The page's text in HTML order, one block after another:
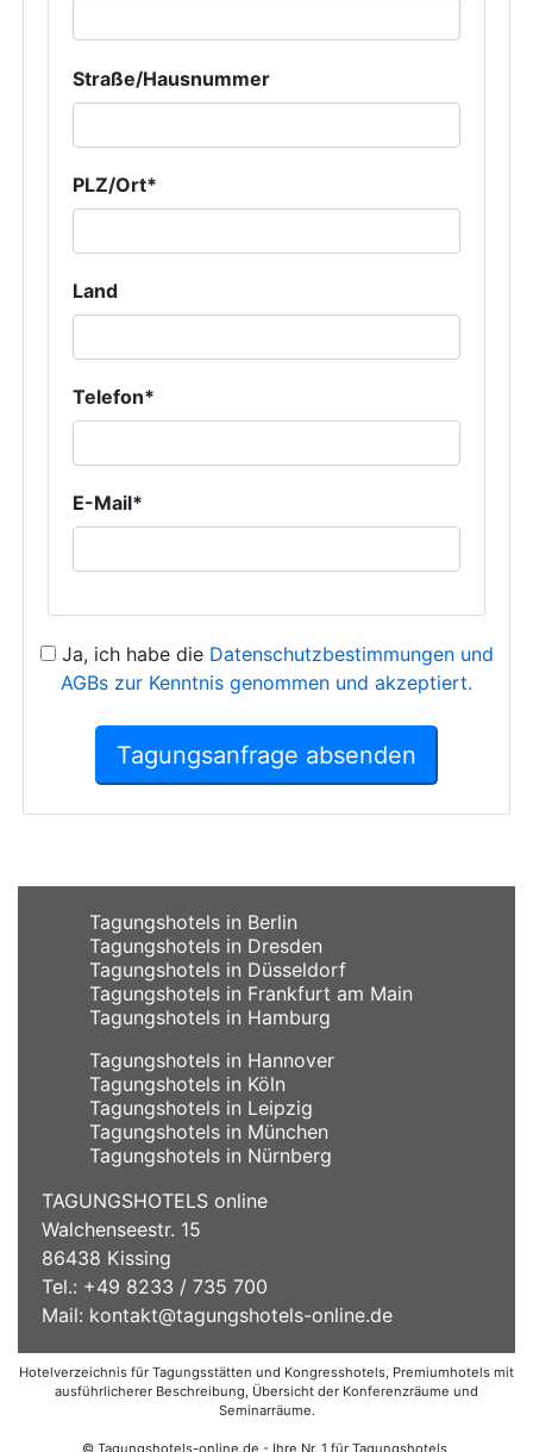
Straße/Hausnummer
PLZ/Ort*
Land
Telefon*
E-Mail*
Ja, ich habe die Datenschutzbestimmungen und
AGBs zur Kenntnis genommen und akzeptiert.
Tagungsanfrage absenden
Tagungshotels in Berlin
Tagungshotels in Dresden
Tagungshotels in Düsseldorf
Tagungshotels in Frankfurt am Main
Tagungshotels in Hamburg
Tagungshotels in Hannover
Tagungshotels in Köln
Tagungshotels in Leipzig
Tagungshotels in München
Tagungshotels in Nürnberg
TAGUNGSHOTELS online
Walchenseestr. 15
86438 Kissing
Tel.: +49 8233 / 735 700
Mail: kontakt@tagungshotels-online.de
Hotelverzeichnis für Tagungsstätten und Kongresshotels, Premiumhotels mit
ausführlicherer Beschreibung, Übersicht der Konferenzräume und
Seminarräume.